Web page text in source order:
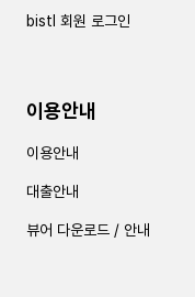
bistl 회원 로그인
이용안내
이용안내
대출안내
뷰어 다운로드 / 안내